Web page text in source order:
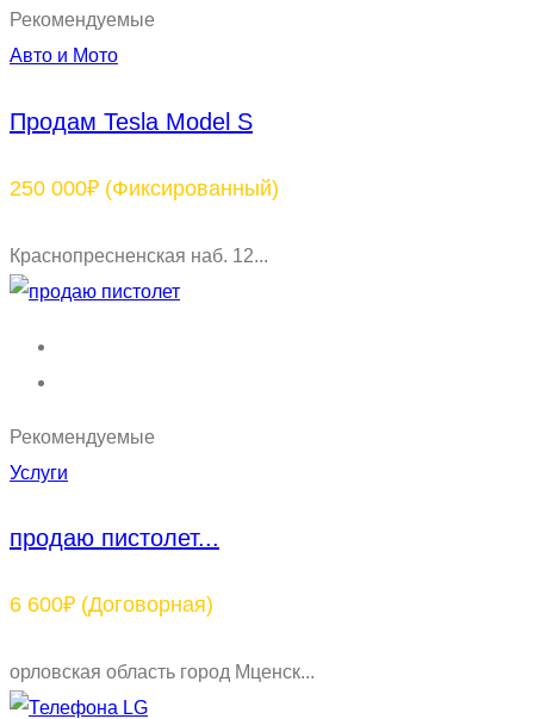
Рекомендуемые
Авто и Мото
Продам Tesla Model S
250 000₽ (Фиксированный)
Краснопресненская наб. 12...
Рекомендуемые
Услуги
продаю пистолет...
6 600₽ (Договорная)
орловская область город Мценск...